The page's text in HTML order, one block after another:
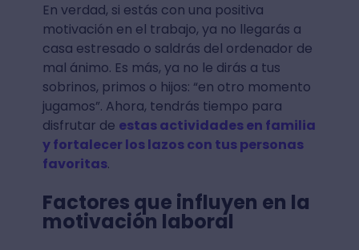
En verdad, si estás con una positiva
motivación en el trabajo, ya no llegarás a
casa estresado o saldrás del ordenador de
mal ánimo. Es más, ya no le dirás a tus
sobrinos, primos o hijos: “en otro momento
jugamos”. Ahora, tendrás tiempo para
disfrutar de estas actividades en familia
y fortalecer los lazos con tus personas
favoritas.
Factores que influyen en la
motivación laboral